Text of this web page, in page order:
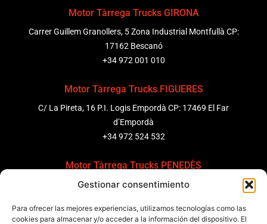
Gestionar consentimiento
Para ofrecer las mejores experiencias, utilizamos tecnologías como las
cookies para almacenar y/o acceder a la información del dispositivo. El
Motor Tàrrega Trucks GIRONA
Carrer Guillem Granollers, 5 Zona Industrial Montfullà CP:
17162 Bescanó
+34 972 001 010
Motor Tàrrega Trucks FIGUERES
C/ La Pireta, 16 P.I. Logis Empordà CP: 17469 El Far
d’Empordà
+34 972 524 532
Motor Tàrrega Trucks PENEDÈS
C/ Ponent 8, Pol. Ind. Sant Pere Molanta, CP: 08799
+34 931 69 11 91